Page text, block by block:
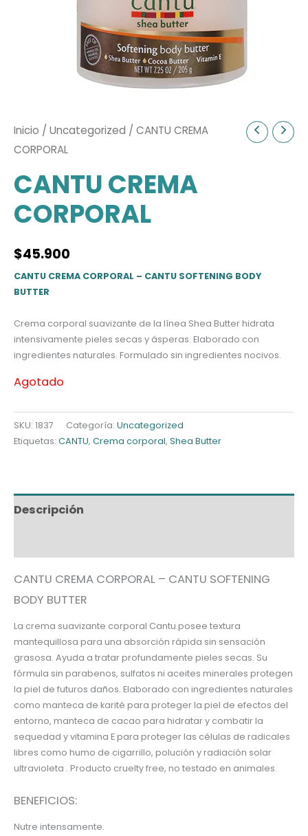
Inicio / Uncategorized / CANTU CREMA
CORPORAL
CANTU CREMA
CORPORAL
$45.900
CANTU CREMA CORPORAL – CANTU SOFTENING BODY
BUTTER
Crema corporal suavizante de la línea Shea Butter hidrata
intensivamente pieles secas y ásperas. Elaborado con
ingredientes naturales. Formulado sin ingredientes nocivos.
Agotado
SKU: 1837 Categoría: Uncategorized
Etiquetas: CANTU, Crema corporal, Shea Butter
Descripción
CANTU CREMA CORPORAL – CANTU SOFTENING
BODY BUTTER
La crema suavizante corporal Cantu posee textura
mantequillosa para una absorción rápida sin sensación
grasosa. Ayuda a tratar profundamente pieles secas. Su
fórmula sin parabenos, sulfatos ni aceites minerales protegen
la piel de futuros daños. Elaborado con ingredientes naturales
como manteca de karité para proteger la piel de efectos del
entorno, manteca de cacao para hidratar y combatir la
sequedad y vitamina E para proteger las células de radicales
libres como humo de cigarrillo, polución y radiación solar
ultravioleta . Producto cruelty free, no testado en animales.
BENEFICIOS:
Nutre intensamente.